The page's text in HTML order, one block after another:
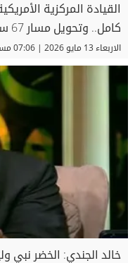
القيادة المركزية
كامل.. وتحويل مسار 67 سفينة
الاربعاء 13 مايو 2026 | 07:06 مساءً
خالد الجندي: الخضر نبي